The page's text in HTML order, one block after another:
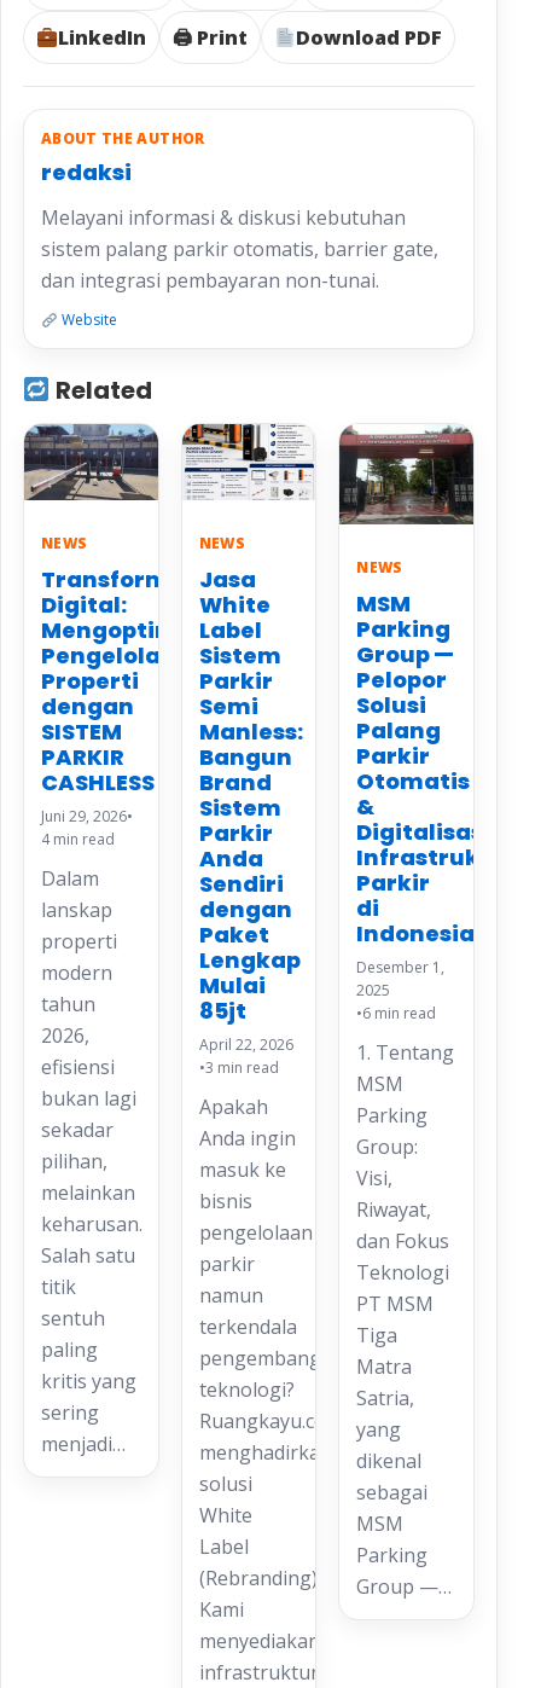
LinkedIn 🖨 Print Download PDF
ABOUT THE AUTHOR
redaksi
Melayani informasi & diskusi kebutuhan
sistem palang parkir otomatis, barrier gate,
dan integrasi pembayaran non-tunai.
Website
Related
NEWS
Transformasi
Digital:
Mengoptimalkan
Pengelolaan
Properti
dengan
SISTEM
PARKIR
CASHLESS
Juni 29, 2026•
4 min read
Dalam
lanskap
properti
modern
tahun
2026,
efisiensi
bukan lagi
sekadar
pilihan,
melainkan
keharusan.
Salah satu
titik
sentuh
paling
kritis yang
sering
menjadi…
NEWS
Jasa
White
Label
Sistem
Parkir
Semi
Manless:
Bangun
Brand
Sistem
Parkir
Anda
Sendiri
dengan
Paket
Lengkap
Mulai
85jt
April 22, 2026
•3 min read
Apakah
Anda ingin
masuk ke
bisnis
pengelolaan
parkir
namun
terkendala
pengembangan
teknologi?
Ruangkayu.com
menghadirkan
solusi
White
Label
(Rebranding).
Kami
menyediakan
infrastruktur
NEWS
MSM
Parking
Group —
Pelopor
Solusi
Palang
Parkir
Otomatis
&
Digitalisasi
Infrastruktur
Parkir
di
Indonesia
Desember 1,
2025
•6 min read
1. Tentang
MSM
Parking
Group:
Visi,
Riwayat,
dan Fokus
Teknologi
PT MSM
Tiga
Matra
Satria,
yang
dikenal
sebagai
MSM
Parking
Group —…